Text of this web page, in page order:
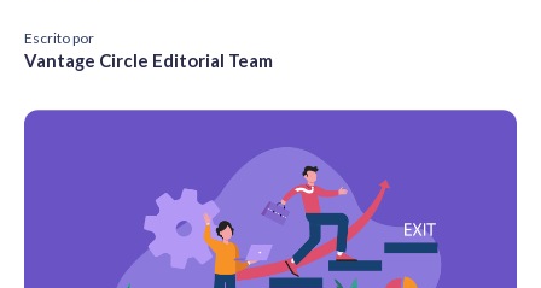
Escrito por
Vantage Circle Editorial Team